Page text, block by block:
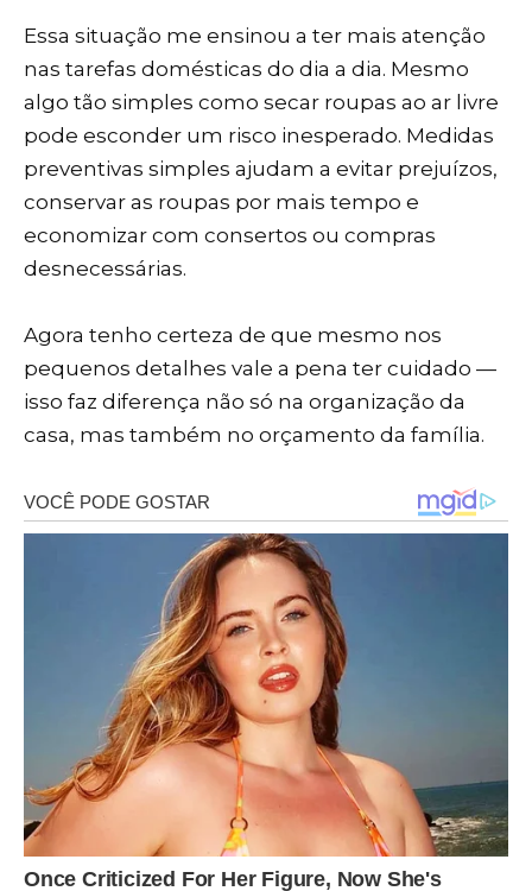
Essa situação me ensinou a ter mais atenção
nas tarefas domésticas do dia a dia. Mesmo
algo tão simples como secar roupas ao ar livre
pode esconder um risco inesperado. Medidas
preventivas simples ajudam a evitar prejuízos,
conservar as roupas por mais tempo e
economizar com consertos ou compras
desnecessárias.
Agora tenho certeza de que mesmo nos
pequenos detalhes vale a pena ter cuidado —
isso faz diferença não só na organização da
casa, mas também no orçamento da família.